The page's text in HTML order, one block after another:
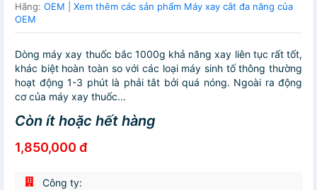
Hãng: OEM
Xem thêm các sản phẩm Máy xay cắt đa năng của
OEM
Dòng máy xay thuốc bắc 1000g khả năng xay liên tục rất tốt,
khác biệt hoàn toàn so với các loại máy sinh tố thông thường
hoạt động 1-3 phút là phải tắt bởi quá nóng. Ngoài ra động
cơ của máy xay thuốc...
Còn ít hoặc hết hàng
1,850,000 đ
Công ty: